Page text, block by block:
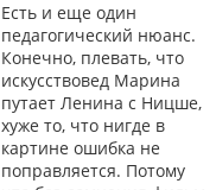
Есть и еще один
педагогический нюанс.
Конечно, плевать, что
искусствовед Марина
путает Ленина с Ницше,
хуже то, что нигде в
картине ошибка не
поправляется. Потому